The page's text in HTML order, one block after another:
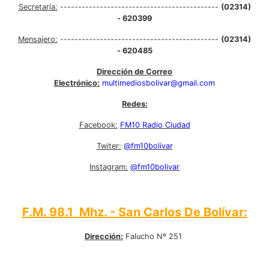
Secretaría: -------------------------------------------- (02314)
- 620399
Mensajero: -------------------------------------------- (02314)
- 620485
Dirección de Correo
Electrónico: multimediosbolivar@gmail.com
Redes:
Facebook: FM10 Radio Ciudad
Twiter: @fm10bolivar
Instagram: @fm10bolivar
F.M. 98.1 Mhz. - San Carlos De Bolívar:
Dirección: Falucho Nº 251